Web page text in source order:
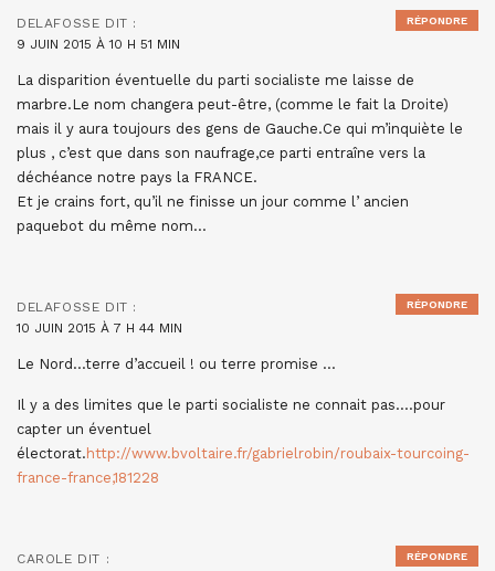
DELAFOSSE DIT :
9 JUIN 2015 À 10 H 51 MIN
La disparition éventuelle du parti socialiste me laisse de
marbre.Le nom changera peut-être, (comme le fait la Droite)
mais il y aura toujours des gens de Gauche.Ce qui m’inquiète le
plus , c’est que dans son naufrage,ce parti entraîne vers la
déchéance notre pays la FRANCE.
Et je crains fort, qu’il ne finisse un jour comme l’ ancien
paquebot du même nom…
RÉPONDRE
DELAFOSSE DIT :
10 JUIN 2015 À 7 H 44 MIN
Le Nord…terre d’accueil ! ou terre promise …
Il y a des limites que le parti socialiste ne connait pas….pour
capter un éventuel
électorat. http://www.bvoltaire.fr/gabrielrobin/roubaix-tourcoing-
france-france,181228
RÉPONDRE
CAROLE DIT :
RÉPONDRE